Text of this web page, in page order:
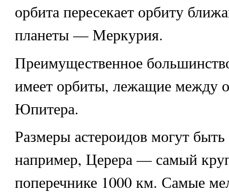
орбита пересекает орбиту
планеты — Меркурия.
Преимущественное
имеет орбиты, лежащие между
Юпитера.
Размеры астероидов могут
например, Церера — самый
поперечнике 1000 км. Самые